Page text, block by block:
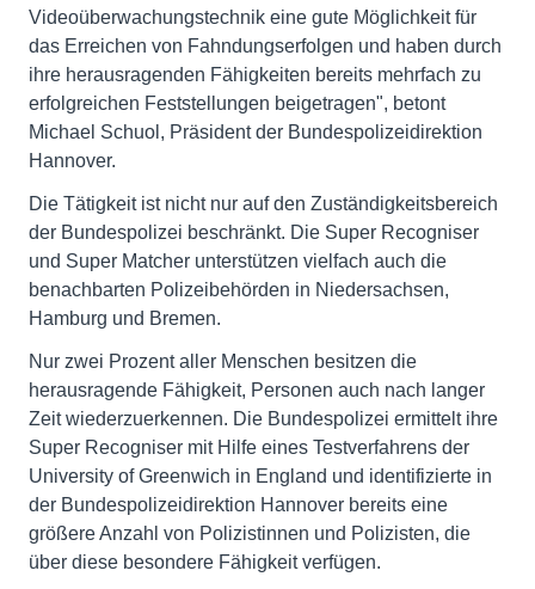
Videoüberwachungstechnik eine gute Möglichkeit für
das Erreichen von Fahndungserfolgen und haben durch
ihre herausragenden Fähigkeiten bereits mehrfach zu
erfolgreichen Feststellungen beigetragen", betont
Michael Schuol, Präsident der Bundespolizeidirektion
Hannover.
Die Tätigkeit ist nicht nur auf den Zuständigkeitsbereich
der Bundespolizei beschränkt. Die Super Recogniser
und Super Matcher unterstützen vielfach auch die
benachbarten Polizeibehörden in Niedersachsen,
Hamburg und Bremen.
Nur zwei Prozent aller Menschen besitzen die
herausragende Fähigkeit, Personen auch nach langer
Zeit wiederzuerkennen. Die Bundespolizei ermittelt ihre
Super Recogniser mit Hilfe eines Testverfahrens der
University of Greenwich in England und identifizierte in
der Bundespolizeidirektion Hannover bereits eine
größere Anzahl von Polizistinnen und Polizisten, die
über diese besondere Fähigkeit verfügen.